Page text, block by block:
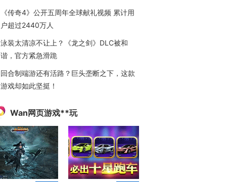
《传奇4》公开五周年全球献礼视频 累计用
户超过2440万人
泳装太清凉不让上？《龙之剑》DLC被和
谐，官方紧急滑跪
回合制端游还有活路？巨头垄断之下，这款
游戏却如此坚挺！
Wan网页游戏**玩